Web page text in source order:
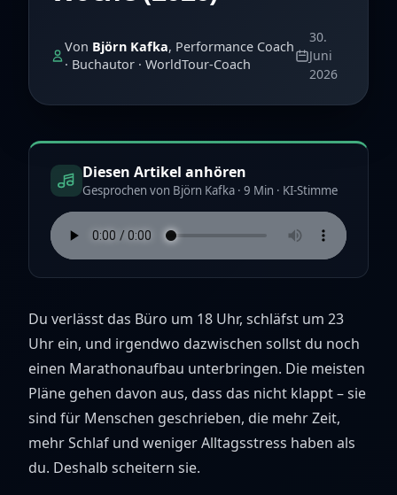
Von Björn Kafka, Performance Coach
· Buchautor · WorldTour-Coach
30.
Juni
2026
Diesen Artikel anhören
Gesprochen von Björn Kafka · 9 Min · KI-Stimme
Du verlässt das Büro um 18 Uhr, schläfst um 23
Uhr ein, und irgendwo dazwischen sollst du noch
einen Marathonaufbau unterbringen. Die meisten
Pläne gehen davon aus, dass das nicht klappt – sie
sind für Menschen geschrieben, die mehr Zeit,
mehr Schlaf und weniger Alltagsstress haben als
du. Deshalb scheitern sie.